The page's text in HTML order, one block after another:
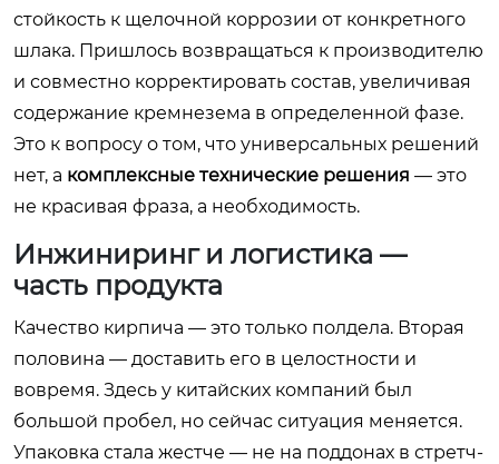
стойкость к щелочной коррозии от конкретного
шлака. Пришлось возвращаться к производителю
и совместно корректировать состав, увеличивая
содержание кремнезема в определенной фазе.
Это к вопросу о том, что универсальных решений
нет, а комплексные технические решения — это
не красивая фраза, а необходимость.
Инжиниринг и логистика —
часть продукта
Качество кирпича — это только полдела. Вторая
половина — доставить его в целостности и
вовремя. Здесь у китайских компаний был
большой пробел, но сейчас ситуация меняется.
Упаковка стала жестче — не на поддонах в стретч-